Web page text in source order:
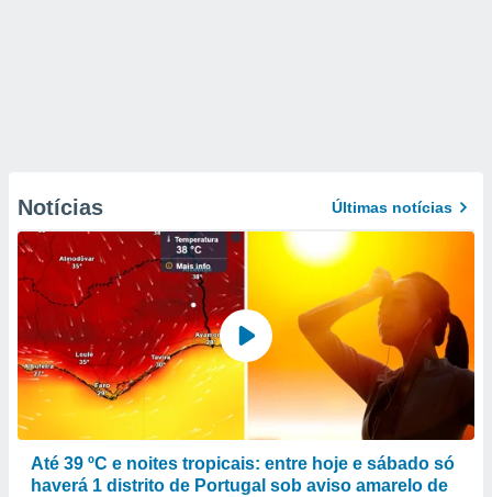
Notícias Últimas notícias
Até 39 ºC e noites tropicais: entre hoje e sábado só
haverá 1 distrito de Portugal sob aviso amarelo de